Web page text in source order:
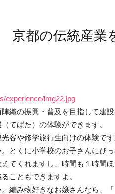
都の伝統産業
experience/img22.jpg
織の振興・普及を目指して建
てばた）の体験ができます。
客や修学旅行生向けの体験で
とくに小学校のお子さんにぴっ
てくれますし、時間も１時間
こともできますよ。
編み物好きなお嬢さんなら、